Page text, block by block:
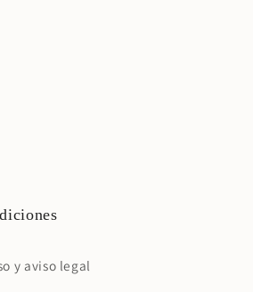
y aviso legal